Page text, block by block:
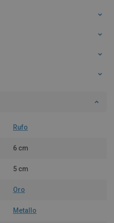
Rufo
6 cm
5 cm
Oro
Metallo